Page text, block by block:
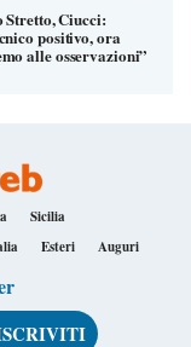
Stretto, Ciucci:
positivo, ora
alle osservazioni”
Sicilia
Esteri Auguri